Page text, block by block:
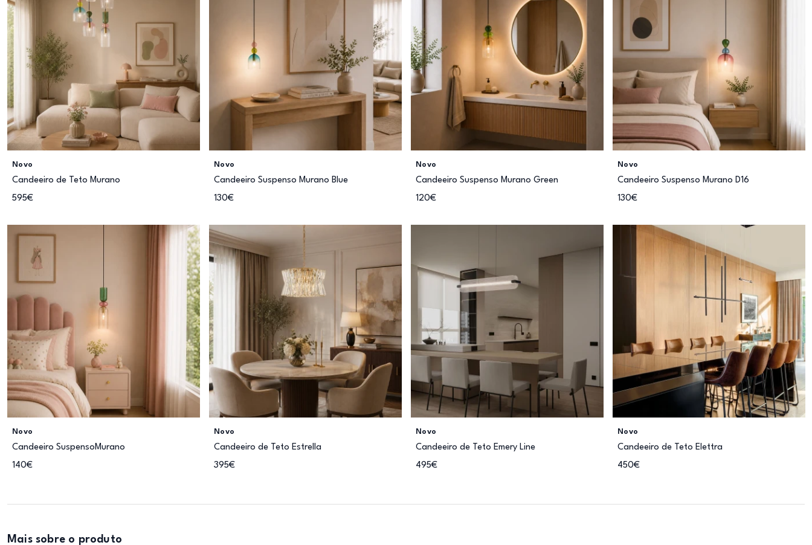
Novo
Candeeiro de Teto Murano
595€
Novo
Candeeiro Suspenso Murano Blue
130€
Novo
Candeeiro Suspenso Murano Green
120€
Novo
Candeeiro Suspenso Murano D16
130€
Novo
Candeeiro SuspensoMurano
140€
Novo
Candeeiro de Teto Estrella
395€
Novo
Candeeiro de Teto Emery Line
495€
Novo
Candeeiro de Teto Elettra
450€
Mais sobre o produto